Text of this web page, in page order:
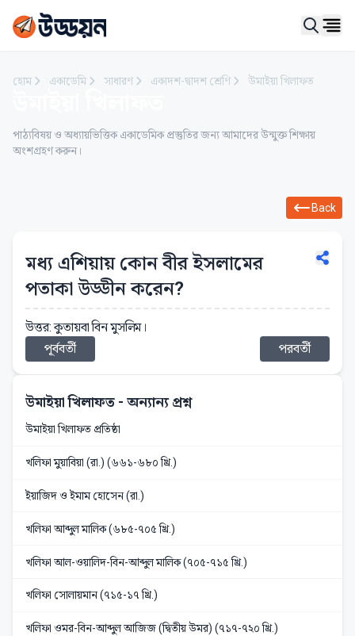
হোম একাডেমি সাধারণ একাদশ-দ্বাদশ শ্রেণি উমাইয়া খিলাফত
পাঠ্যবিষয় ও অধ্যায়ভিত্তিক একাডেমিক প্রস্তুতির জন্য আমাদের উন্মুক্ত শিক্ষায়
অংশগ্রহণ করুন।
Back
মধ্য এশিয়ায় কোন বীর ইসলামের
পতাকা উড্ডীন করেন?
উত্তর: কুতায়বা বিন মুসলিম।
পূর্ববর্তী
পরবর্তী
উমাইয়া খিলাফত - অন্যান্য প্রশ্ন
উমাইয়া খিলাফত প্রতিষ্ঠা
খলিফা মুয়াবিয়া (রা.) (৬৬১-৬৮০ খ্রি.)
ইয়াজিদ ও ইমাম হোসেন (রা.)
খলিফা আব্দুল মালিক (৬৮৫-৭০৫ খ্রি.)
খলিফা আল-ওয়ালিদ-বিন-আব্দুল মালিক (৭০৫-৭১৫ খ্রি.)
খলিফা সোলায়মান (৭১৫-১৭ খ্রি.)
খলিফা ওমর-বিন-আব্দুল আজিজ (দ্বিতীয় উমর) (৭১৭-৭২০ খ্রি.)